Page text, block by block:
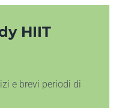
HIIT
e brevi periodi di